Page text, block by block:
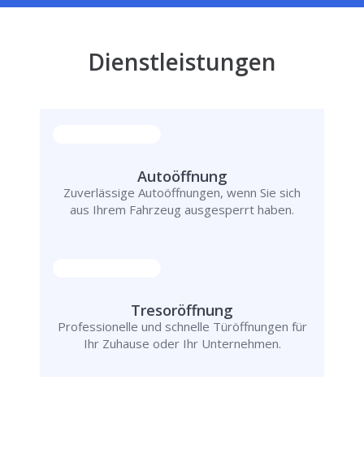
Dienstleistungen
Autoöffnung
Zuverlässige Autoöffnungen, wenn Sie sich
aus Ihrem Fahrzeug ausgesperrt haben.
Tresoröffnung
Professionelle und schnelle Türöffnungen für
Ihr Zuhause oder Ihr Unternehmen.